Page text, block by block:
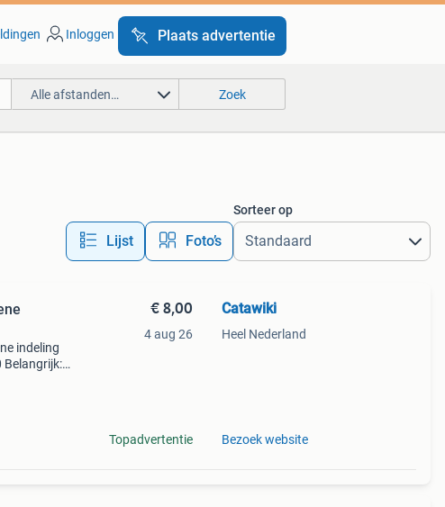
Inloggen Plaats advertentie
Alle afstanden… Zoek
Lijst Foto’s
Sorteer op
indeling
Belangrijk:
€ 8,00
4 aug 26
Topadvertentie
Catawiki
Heel Nederland
Bezoek website